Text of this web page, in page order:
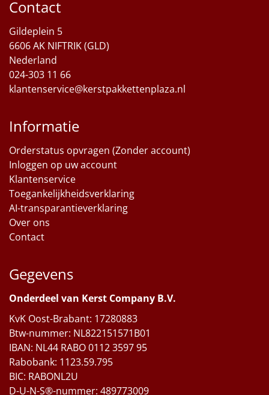
Contact
Gildeplein 5
6606 AK NIFTRIK (GLD)
Nederland
024-303 11 66
klantenservice@kerstpakkettenplaza.nl
Informatie
Orderstatus opvragen (Zonder account)
Inloggen op uw account
Klantenservice
Toegankelijkheidsverklaring
AI-transparantieverklaring
Over ons
Contact
Gegevens
Onderdeel van Kerst Company B.V.
KvK Oost-Brabant: 17280883
Btw-nummer: NL822151571B01
IBAN: NL44 RABO 0112 3597 95
Rabobank: 1123.59.795
BIC: RABONL2U
D-U-N-S®-nummer: 489773009